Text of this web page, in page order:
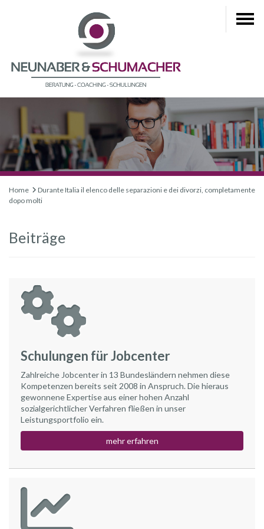
Home
Durante Italia il elenco delle separazioni e dei divorzi, completamente
dopo molti
Beiträge
Schulungen für Jobcenter
Zahlreiche Jobcenter in 13 Bundesländern nehmen diese
Kompetenzen bereits seit 2008 in Anspruch. Die hieraus
gewonnene Expertise aus einer hohen Anzahl
sozialgerichtlicher Verfahren fließen in unser
Leistungsportfolio ein.
mehr erfahren